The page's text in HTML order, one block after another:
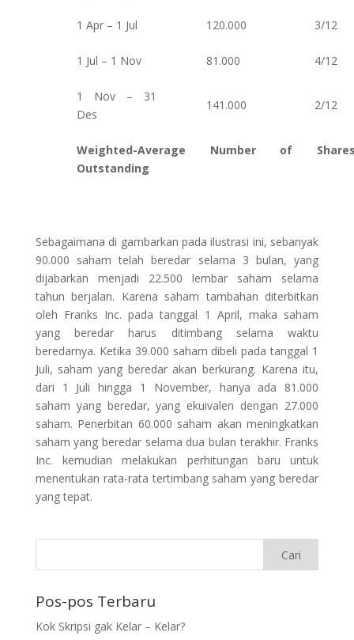
1 Apr – 1 Jul 120.000 3/12
1 Jul – 1 Nov 81.000 4/12
1 Nov – 31
Des
141.000 2/12
Weighted-Average Number of
Outstanding
Sebagaimana di gambarkan pada ilustrasi ini, sebanyak
90.000 saham telah beredar selama 3 bulan, yang
dijabarkan menjadi 22.500 lembar saham selama
tahun berjalan. Karena saham tambahan diterbitkan
oleh Franks Inc. pada tanggal 1 April, maka saham
yang beredar harus ditimbang selama waktu
beredarnya. Ketika 39.000 saham dibeli pada tanggal 1
Juli, saham yang beredar akan berkurang. Karena itu,
dari 1 Juli hingga 1 November, hanya ada 81.000
saham yang beredar, yang ekuivalen dengan 27.000
saham. Penerbitan 60.000 saham akan meningkatkan
saham yang beredar selama dua bulan terakhir. Franks
Inc. kemudian melakukan perhitungan baru untuk
menentukan rata-rata tertimbang saham yang beredar
yang tepat.
Pos-pos Terbaru
Kok Skripsi gak Kelar – Kelar?